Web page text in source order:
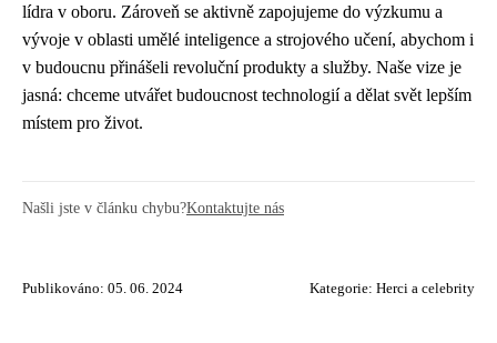
lídra v oboru. Zároveň se aktivně zapojujeme do výzkumu a
vývoje v oblasti umělé inteligence a strojového učení, abychom i
v budoucnu přinášeli revoluční produkty a služby. Naše vize je
jasná: chceme utvářet budoucnost technologií a dělat svět lepším
místem pro život.
Našli jste v článku chybu?Kontaktujte nás
Publikováno: 05. 06. 2024 Kategorie: Herci a celebrity